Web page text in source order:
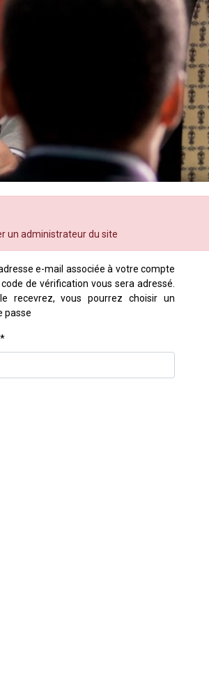
un administrateur du site
e-mail associée à votre compte
de vérification vous sera adressé.
recevrez, vous pourrez choisir un
passe
*